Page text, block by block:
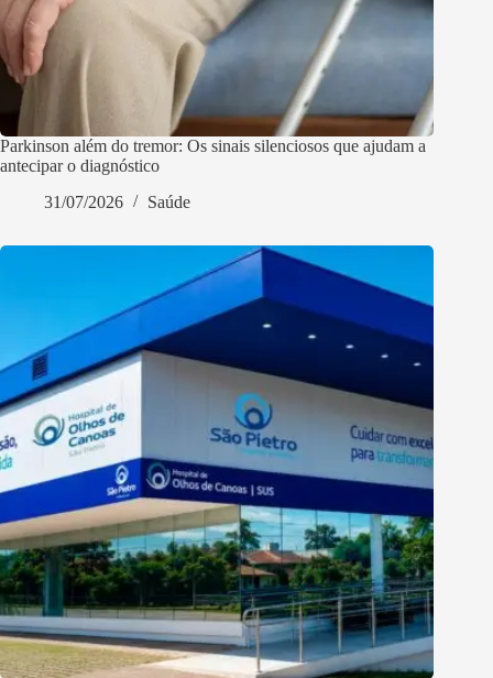
Parkinson além do tremor: Os sinais silenciosos que ajudam a
antecipar o diagnóstico
31/07/2026
Saúde